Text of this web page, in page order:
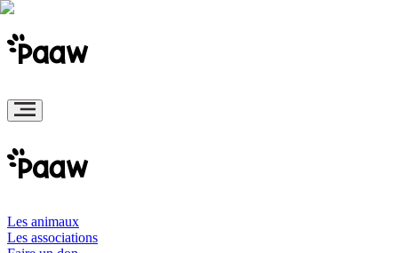
Les animaux
Les associations